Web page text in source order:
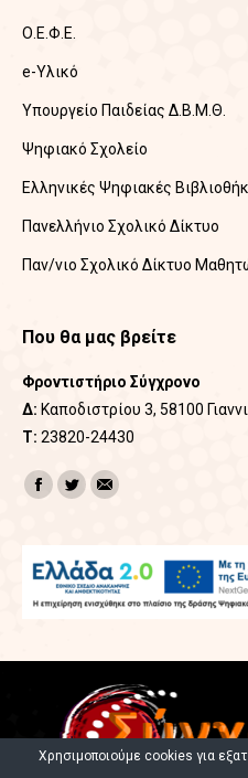
Ο.Ε.Φ.Ε.
e-Υλικό
Υπουργείο Παιδείας Δ.Β.Μ.Θ.
Ψηφιακό Σχολείο
Ελληνικές Ψηφιακές
Πανελλήνιο Σχολικό Δίκτυο
Παν/νιο Σχολικό Δίκτυο
Που θα μας βρείτε
Φροντιστήριο Σύγχρονο
Δ: Καποδιστρίου 3, 58100
Τ: 23820-24430
Find us on:
Facebook
Twitter
Mail
Χρησιμοποιούμε cookies για